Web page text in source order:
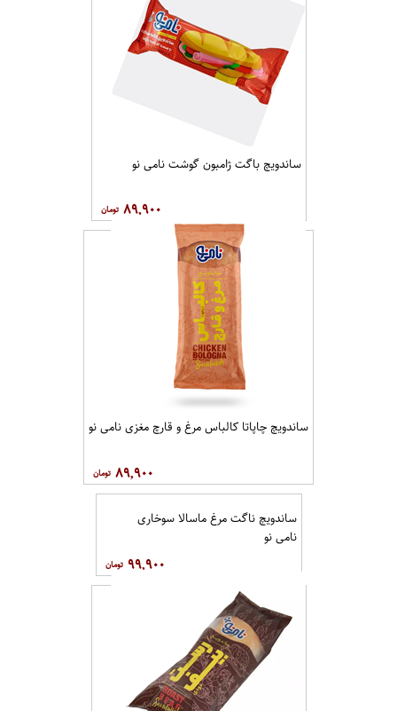
ساندویچ باگت ژامبون گوشت نامی نو
۸۹,۹۰۰
ساندویچ چاپاتا کالباس مرغ و قارچ مغزی نامی نو
۸۹,۹۰۰
ساندویچ ناگت مرغ ماسالا سوخاری
نامی نو
۹۹,۹۰۰